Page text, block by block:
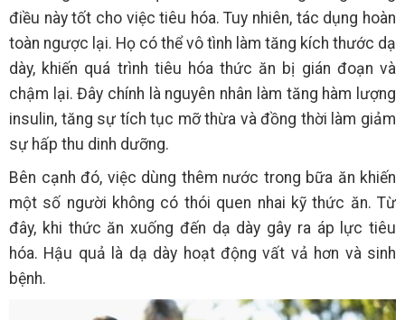
điều này tốt cho việc tiêu hóa. Tuy nhiên, tác dụng hoàn
toàn ngược lại. Họ có thể vô tình làm tăng kích thước dạ
dày, khiến quá trình tiêu hóa thức ăn bị gián đoạn và
chậm lại. Đây chính là nguyên nhân làm tăng hàm lượng
insulin, tăng sự tích tục mỡ thừa và đồng thời làm giảm
sự hấp thu dinh dưỡng.
Bên cạnh đó, việc dùng thêm nước trong bữa ăn khiến
một số người không có thói quen nhai kỹ thức ăn. Từ
đây, khi thức ăn xuống đến dạ dày gây ra áp lực tiêu
hóa. Hậu quả là dạ dày hoạt động vất vả hơn và sinh
bệnh.